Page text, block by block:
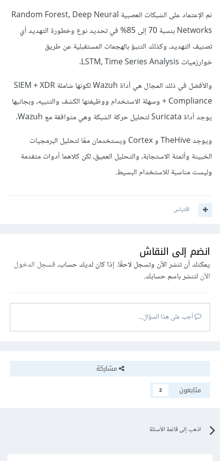
ثم الإعتماد على الشبكات العصبية Random Forest, Deep Neural
Networks بنسبة 70 إلى 85% في تحديد نوع وخطورة التهديد أي
تصنيف التهديد، وكذلك التنبؤ بالهجمات المستقبلية عن طريق
خوارزميات LSTM, Time Series Analysis.
والأفضل في ذلك المجال هي أداة Wazuh لكونها شاملة SIEM + XDR
+ Compliance وسهلة الاستخدام ووظيفتها الكشف والتنبيه، وبجانبها
يوجد أداة Suricata لتحليل حركة الشبكة وهي متوافقة مع Wazuh.
ويوجد TheHive و Cortex ويستخدمان معًا لتحليل البرمجيات
الخبيثة وأتمتة الاستجابة، والتحليل العميق، لكن كلاهما أدوات متقدمة
وليست مناسبة للاستخدام البسيط.
اقتباس
انضم إلى النقاش
يمكنك أن تنشر الآن وتسجل لاحقًا. إذا كان لديك حساب،فسجل الدخول
الآنلتنشر باسم حسابك.
أجب على هذا السؤال...
مشاركة
متابعون
2
اذهب إلى قائمة الأسئلة